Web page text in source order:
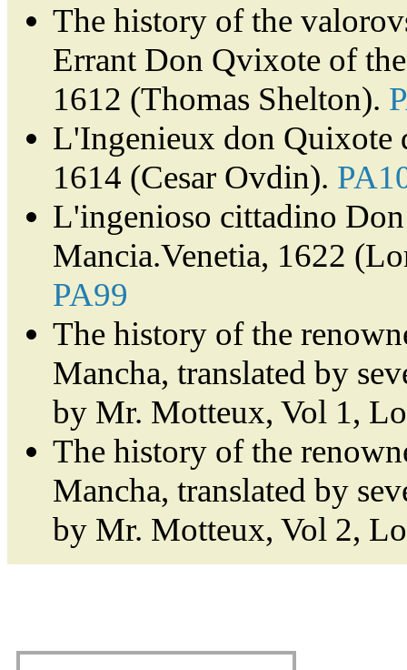
The history of the
Errant Don Qvixote of
1612 (Thomas Shelton).
L'Ingenieux don Quixote
1614 (Cesar Ovdin).
L'ingenioso cittadino
Mancia.Venetia, 1622
PA99
The history of the
Mancha, translated by
by Mr. Motteux, Vol 1,
The history of the
Mancha, translated by
by Mr. Motteux, Vol 2,